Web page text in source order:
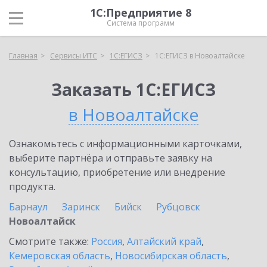
1С:Предприятие 8
Система программ
Главная Сервисы ИТС 1С:ЕГИСЗ 1С:ЕГИСЗ в Новоалтайске
Заказать 1С:ЕГИСЗ
в Новоалтайске
Ознакомьтесь с информационными карточками,
выберите партнёра и отправьте заявку на
консультацию, приобретение или внедрение
продукта.
Барнаул
Заринск Бийск
Рубцовск
Новоалтайск
Смотрите также: Россия, Алтайский край,
Кемеровская область, Новосибирская область,